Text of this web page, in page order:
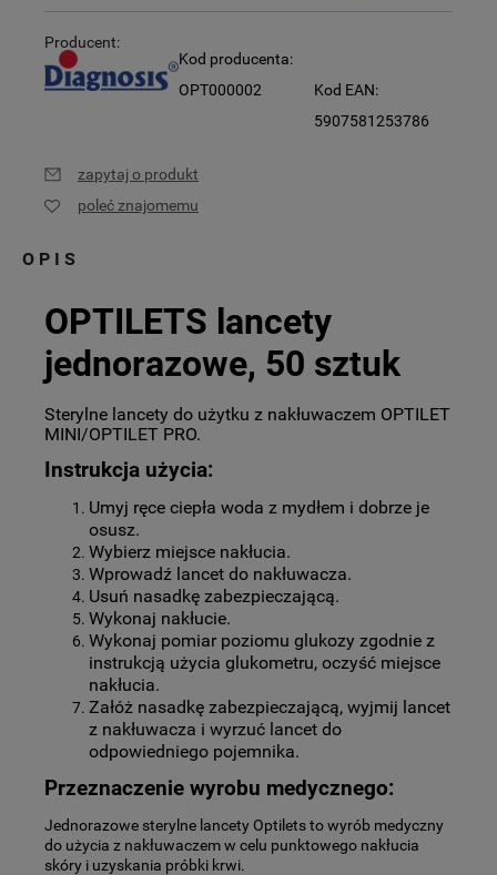
Producent:
Kod producenta:
OPT000002
Kod EAN:
5907581253786
zapytaj o produkt
poleć znajomemu
OPIS
OPTILETS lancety
jednorazowe, 50 sztuk
Sterylne lancety do użytku z nakłuwaczem OPTILET
MINI/OPTILET PRO.
Instrukcja użycia:
Umyj ręce ciepła woda z mydłem i dobrze je
osusz.
Wybierz miejsce nakłucia.
Wprowadź lancet do nakłuwacza.
Usuń nasadkę zabezpieczającą.
Wykonaj nakłucie.
Wykonaj pomiar poziomu glukozy zgodnie z
instrukcją użycia glukometru, oczyść miejsce
nakłucia.
Załóż nasadkę zabezpieczającą, wyjmij lancet
z nakłuwacza i wyrzuć lancet do
odpowiedniego pojemnika.
Przeznaczenie wyrobu medycznego:
Jednorazowe sterylne lancety Optilets to wyrób medyczny
do użycia z nakłuwaczem w celu punktowego nakłucia
skóry i uzyskania próbki krwi.